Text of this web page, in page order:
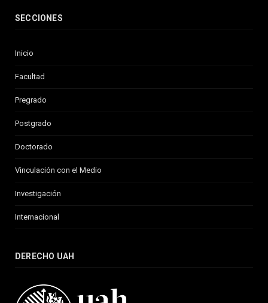
SECCIONES
Inicio
Facultad
Pregrado
Postgrado
Doctorado
Vinculación con el Medio
Investigación
Internacional
DERECHO UAH